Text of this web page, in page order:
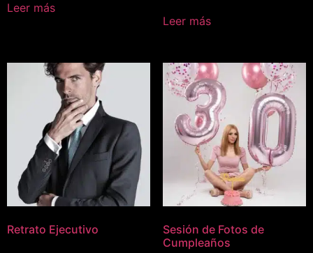
Leer más
Leer más
Retrato Ejecutivo
Sesión de Fotos de
Cumpleaños